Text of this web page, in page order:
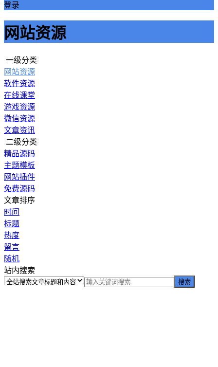
登录
网站资源
一级分类
网站资源
软件资源
在线课堂
游戏资源
微信资源
文章资讯
二级分类
精品源码
主题模板
网站插件
免费源码
文章排序
时间
标题
热度
留言
随机
站内搜索